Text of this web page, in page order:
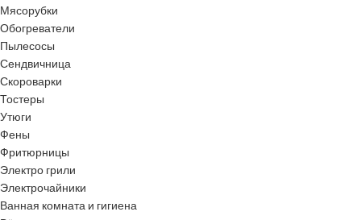
Мясорубки
Обогреватели
Пылесосы
Сендвичница
Скороварки
Тостеры
Утюги
Фены
Фритюрницы
Электро грили
Электрочайники
Ванная комната и гигиена